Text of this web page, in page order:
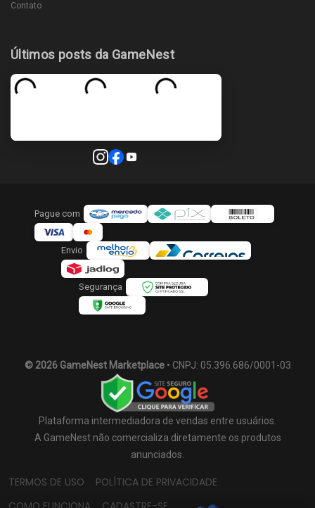
Contato
Últimos posts da GameNest
Pague com
Envio
Segurança
© 2026 GameNest Marketplace• CNPJ: 05.396.686/0001-03
Plataforma intermediadora de vendas entre usuários.
A GameNest não comercializa diretamente os produtos
anunciados.
TERMOS DE USO
POLÍTICA DE PRIVACIDADE